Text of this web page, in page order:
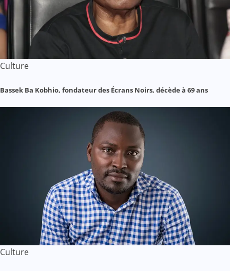
Culture
Bassek Ba Kobhio, fondateur des Écrans Noirs, décède à 69 ans
Culture